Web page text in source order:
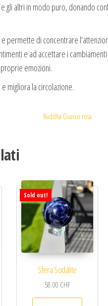
gli altri in modo puro, donando
permette di concentrare
e ad accettare i
emozioni.
migliora la circolazione.
Buddha Quarzo rosa
Sold out!
Sfera Sodalite
58.00 CHF